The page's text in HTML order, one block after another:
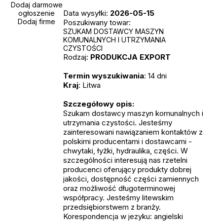
Dodaj darmowe
ogłoszenie
Dodaj firme
Data wysyłki: 2026-05-15
Poszukiwany towar:
SZUKAM DOSTAWCY MASZYN
KOMUNALNYCH I UTRZYMANIA
CZYSTOŚCI
Rodzaj: PRODUKCJA EXPORT
Termin wyszukiwania: 14 dni
Kraj: Litwa
Szczegółowy opis:
Szukam dostawcy maszyn komunalnych i
utrzymania czystości. Jesteśmy
zainteresowani nawiązaniem kontaktów z
polskimi producentami i dostawcami -
chwytaki, łyżki, hydraulika, części. W
szczególności interesują nas rzetelni
producenci oferujący produkty dobrej
jakości, dostępność części zamiennych
oraz możliwość długoterminowej
współpracy. Jesteśmy litewskim
przedsiębiorstwem z branży.
Korespondencja w jezyku: angielski